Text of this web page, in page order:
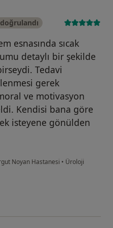
esnasında sıcak
detaylı bir şekilde
Tedavi
gerek
ve motivasyon
Kendisi bana göre
isteyene gönülden
Noyan Hastanesi • Üroloji